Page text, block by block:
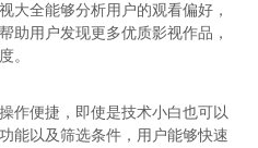
大全能够分析用户的观看偏好，
助用户发现更多优质影视作品，
。
作便捷，即使是技术小白也可以
能以及筛选条件，用户能够快速